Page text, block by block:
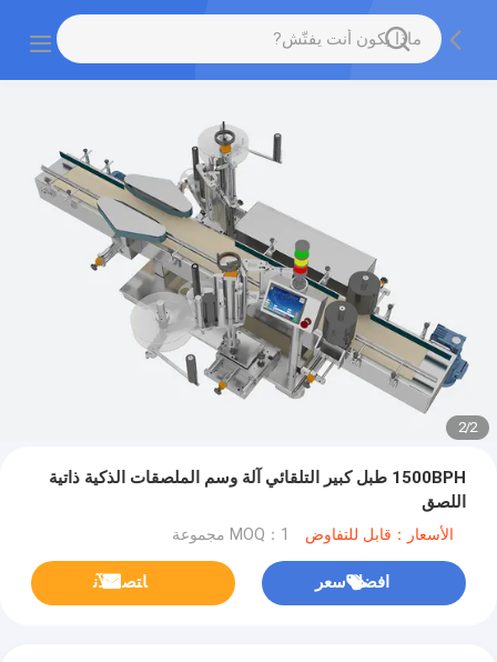
2
/
2
1500BPH طبل كبير التلقائي آلة وسم الملصقات الذكية ذاتية
اللصق
الأسعار：قابل للتفاوض MOQ：1 مجموعة
افضل سعر ﺎﺘﺼﻟ ﺍﻶﻧ